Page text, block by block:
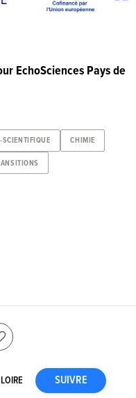
EchoSciences Pays de
SCIENTIFIQUE CHIMIE